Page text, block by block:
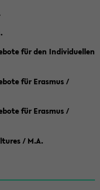
für den Individuellen
für Erasmus /
für Erasmus /
/ M.A.